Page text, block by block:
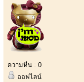
ความหื่น : 0
ออฟไลน์